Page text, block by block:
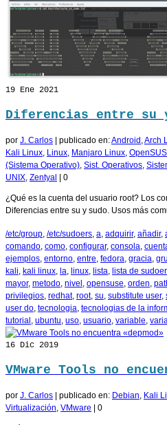
19 Ene 2021
Diferencias entre su
por J. Carlos publicado en:Android ,Arch
Kali Linux, Linux, Manjaro Linux,
(Sistema Operativo), Sist. Operativos,
UNIX, Zentyal 0
¿Qué es la cuenta del usuario root? Los
Diferencias entre su y sudo. Usos más
/etc/group, /etc/sudoers, a, adquirir, añadir,
comando, como, configurar, consola,
ejemplos, entorno, entre, fedora, gracia,
kali, kali linux, la, linux, lista, lista de
mayor, metodo, nivel , opensuse, orden,
privilegios, redhat, root, su, substitute user,
user do, tecnologia, tecnologias de la
tutorial , ubuntu, uso, usuario, variable,
16 Dic 2019
VMware Tools no
por J. Carlos | publicado en: Debian Kali
Virtualización VMware | 0